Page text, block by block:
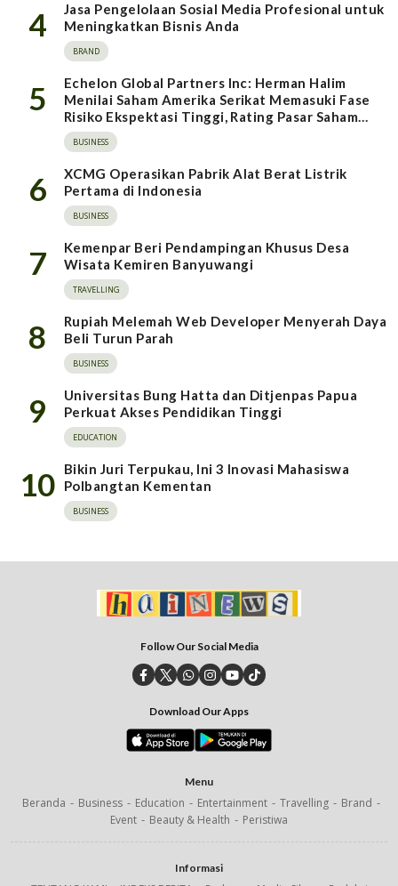
4
Jasa Pengelolaan Sosial Media Profesional untuk
Meningkatkan Bisnis Anda
BRAND
5
Echelon Global Partners Inc: Herman Halim
Menilai Saham Amerika Serikat Memasuki Fase
Risiko Ekspektasi Tinggi, Rating Pasar Saham
Indonesia Direvisi Naik
BUSINESS
6
XCMG Operasikan Pabrik Alat Berat Listrik
Pertama di Indonesia
BUSINESS
7
Kemenpar Beri Pendampingan Khusus Desa
Wisata Kemiren Banyuwangi
TRAVELLING
8
Rupiah Melemah Web Developer Menyerah Daya
Beli Turun Parah
BUSINESS
9
Universitas Bung Hatta dan Ditjenpas Papua
Perkuat Akses Pendidikan Tinggi
EDUCATION
10
Bikin Juri Terpukau, Ini 3 Inovasi Mahasiswa
Polbangtan Kementan
BUSINESS
Follow Our Social Media
Download Our Apps
Menu
Beranda Business Education Entertainment Travelling
Brand
Event
Beauty & Health Peristiwa
Informasi